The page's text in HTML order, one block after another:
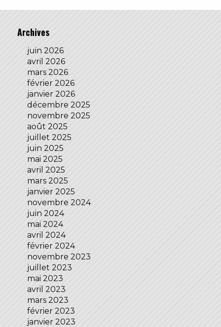
Archives
juin 2026
avril 2026
mars 2026
février 2026
janvier 2026
décembre 2025
novembre 2025
août 2025
juillet 2025
juin 2025
mai 2025
avril 2025
mars 2025
janvier 2025
novembre 2024
juin 2024
mai 2024
avril 2024
février 2024
novembre 2023
juillet 2023
mai 2023
avril 2023
mars 2023
février 2023
janvier 2023